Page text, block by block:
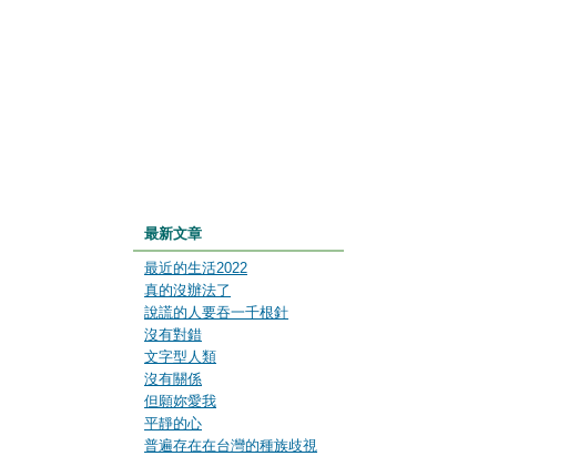
最新文章
最近的生活2022
真的沒辦法了
說謊的人要吞一千根針
沒有對錯
文字型人類
沒有關係
但願妳愛我
平靜的心
普遍存在在台灣的種族歧視